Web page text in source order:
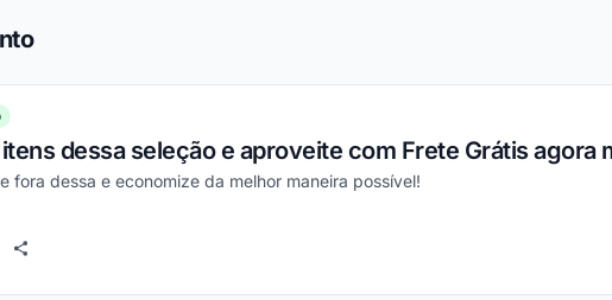
dessa seleção e aproveite com Frete Grátis agora
fora dessa e economize da melhor maneira possível!
funcionounão funcionou